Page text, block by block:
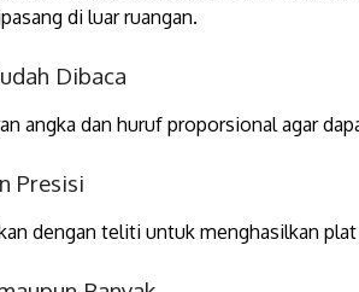
di luar ruangan.
Dibaca
angka dan huruf proporsional agar
Presisi
dengan teliti untuk menghasilkan